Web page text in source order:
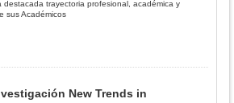
destacada trayectoria profesional, académica y
sus Académicos
New Trends in